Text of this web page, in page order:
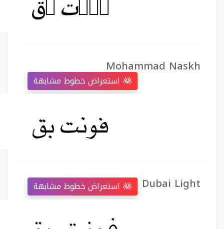
Mohammad Naskh
Dubai Light